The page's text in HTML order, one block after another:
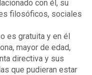
con él, su
filosóficos, sociales
es gratuita y en él
mayor de edad,
directiva y sus
que pudieran estar